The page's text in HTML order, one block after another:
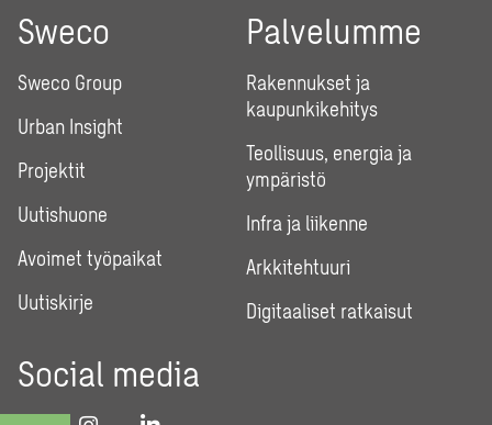
Sweco
Sweco Group
Urban Insight
Projektit
Uutishuone
Avoimet työpaikat
Uutiskirje
Palvelumme
Rakennukset ja
kaupunkikehitys
Teollisuus, energia ja
ympäristö
Infra ja liikenne
Arkkitehtuuri
Digitaaliset ratkaisut
Social media